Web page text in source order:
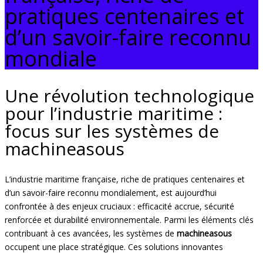
pratiques centenaires et
d’un savoir-faire reconnu
mondiale
Une révolution technologique
pour l’industrie maritime :
focus sur les systèmes de
machineasous
L’industrie maritime française, riche de pratiques centenaires et
d’un savoir-faire reconnu mondialement, est aujourd’hui
confrontée à des enjeux cruciaux : efficacité accrue, sécurité
renforcée et durabilité environnementale. Parmi les éléments clés
contribuant à ces avancées, les systèmes de machineasous
occupent une place stratégique. Ces solutions innovantes